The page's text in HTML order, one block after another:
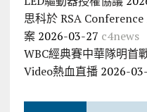
思科於 RSA
案 2026-03-27 c4news
WBC經典賽中華隊明首
Video熱血直播 2026-